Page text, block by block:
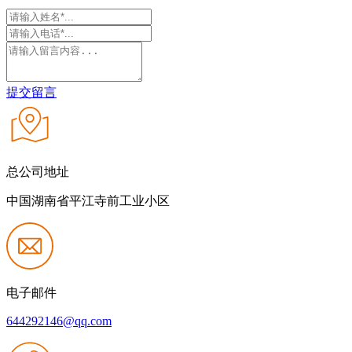
提交留言
总公司地址
中国湖南省平江寺前工业小区
电子邮件
644292146@qq.com